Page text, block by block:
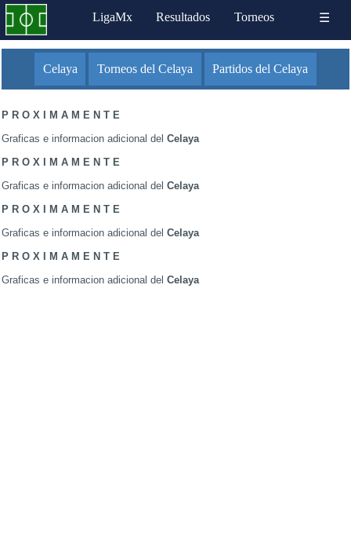
LigaMx Resultados Torneos ☰
Celaya Torneos del Celaya Partidos del Celaya
P R O X I M A M E N T E
Graficas e informacion adicional delCelaya
P R O X I M A M E N T E
Graficas e informacion adicional delCelaya
P R O X I M A M E N T E
Graficas e informacion adicional delCelaya
P R O X I M A M E N T E
Graficas e informacion adicional delCelaya